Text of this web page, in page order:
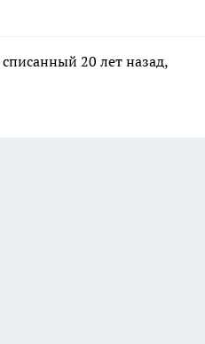
20 лет назад,